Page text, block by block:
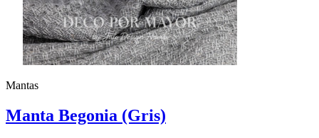
Mantas
Manta Begonia (Gris)